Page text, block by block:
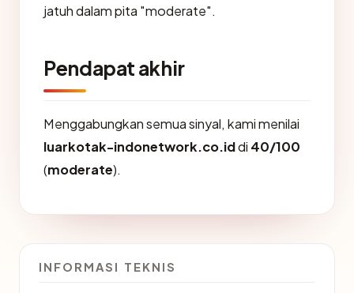
jatuh dalam pita "moderate".
Pendapat akhir
Menggabungkan semua sinyal, kami menilai
luarkotak-indonetwork.co.iddi 40/100
(moderate).
INFORMASI TEKNIS